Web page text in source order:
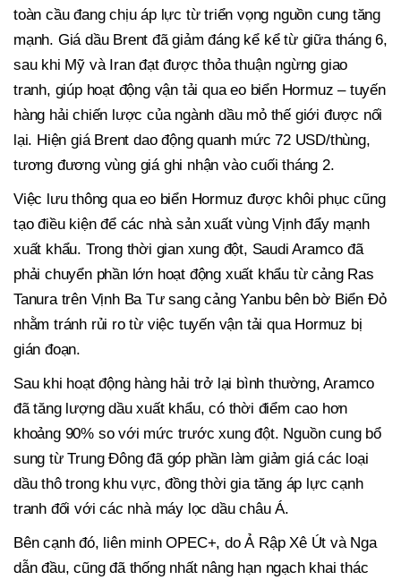
toàn cầu đang chịu áp lực từ triển vọng nguồn cung tăng
mạnh. Giá dầu Brent đã giảm đáng kể kể từ giữa tháng 6,
sau khi Mỹ và Iran đạt được thỏa thuận ngừng giao
tranh, giúp hoạt động vận tải qua eo biển Hormuz – tuyến
hàng hải chiến lược của ngành dầu mỏ thế giới được nối
lại. Hiện giá Brent dao động quanh mức 72 USD/thùng,
tương đương vùng giá ghi nhận vào cuối tháng 2.
Việc lưu thông qua eo biển Hormuz được khôi phục cũng
tạo điều kiện để các nhà sản xuất vùng Vịnh đẩy mạnh
xuất khẩu. Trong thời gian xung đột, Saudi Aramco đã
phải chuyển phần lớn hoạt động xuất khẩu từ cảng Ras
Tanura trên Vịnh Ba Tư sang cảng Yanbu bên bờ Biển Đỏ
nhằm tránh rủi ro từ việc tuyến vận tải qua Hormuz bị
gián đoạn.
Sau khi hoạt động hàng hải trở lại bình thường, Aramco
đã tăng lượng dầu xuất khẩu, có thời điểm cao hơn
khoảng 90% so với mức trước xung đột. Nguồn cung bổ
sung từ Trung Đông đã góp phần làm giảm giá các loại
dầu thô trong khu vực, đồng thời gia tăng áp lực cạnh
tranh đối với các nhà máy lọc dầu châu Á.
Bên cạnh đó, liên minh OPEC+, do Ả Rập Xê Út và Nga
dẫn đầu, cũng đã thống nhất nâng hạn ngạch khai thác